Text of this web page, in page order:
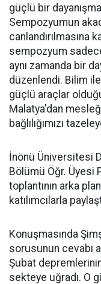
güçlü bir dayanışma
Sempozyumun
canlandırılmasına
sempozyum
aynı zamanda bir
düzenlendi. Bilim
güçlü araçlar
Malatya'dan
bağlılığımızı
İnönü Üniversitesi
Bölümü Öğr. Üyesi
toplantının arka
katılımcılarla
Konuşmasında
sorusunun cevabı
Şubat
sekteye uğradı. O